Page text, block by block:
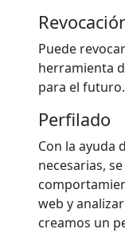
Puede
herramienta
para el futuro.
Perfilado
Con la ayuda
necesarias,
web y
creamos un